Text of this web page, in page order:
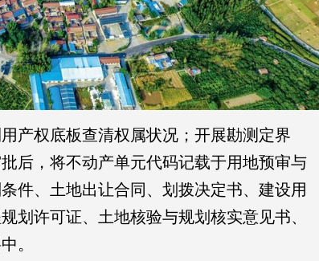
权底板查清权属状况；开展勘测定界
后，将不动产单元代码记载于用地预审与
件、土地出让合同、划拨决定书、建设用
划许可证、土地核验与规划核实意见书、
。